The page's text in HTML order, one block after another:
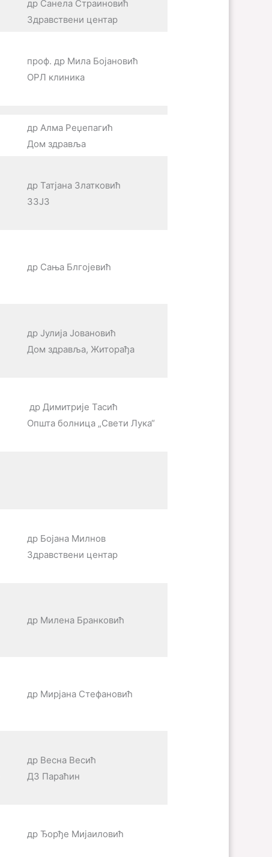
др Санела Страиновић
Здравствени центар
проф. др Мила Бојановић
ОРЛ клиника
др Алма Реџепагић
Дом здравља
др Татјана Златковић
ЗЗЈЗ
др Сања Блгојевић
др Јулија Јовановић
Дом здравља, Житорађа
др Димитрије Тасић
Општа болница „Свети Лука“
др Бојана Милнов
Здравствени центар
др Милена Бранковић
др Мирјана Стефановић
др Весна Весић
ДЗ Параћин
др Ђорђе Мијаиловић